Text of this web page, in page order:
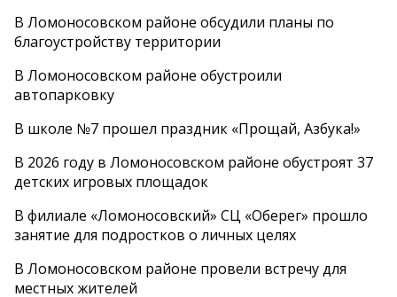
В Ломоносовском районе обсудили планы по
благоустройству территории
В Ломоносовском районе обустроили
автопарковку
В школе №7 прошел праздник «Прощай, Азбука!»
В 2026 году в Ломоносовском районе обустроят 37
детских игровых площадок
В филиале «Ломоносовский» СЦ «Оберег» прошло
занятие для подростков о личных целях
В Ломоносовском районе провели встречу для
местных жителей